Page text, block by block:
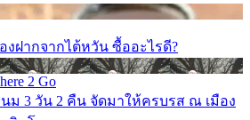
งฝากจากไต้หวัน ซื้ออะไรดี?
2 Go
ม 3 วัน 2 คืน จัดมาให้ครบรส ณ เมือง